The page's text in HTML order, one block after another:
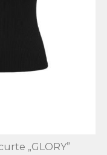
„GLORY”